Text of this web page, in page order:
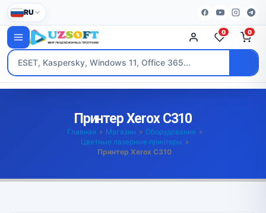
RU
0 0
Принтер Xerox C310
Главная » Магазин » Оборудование »
Цветные лазерные принтеры »
Принтер Xerox C310